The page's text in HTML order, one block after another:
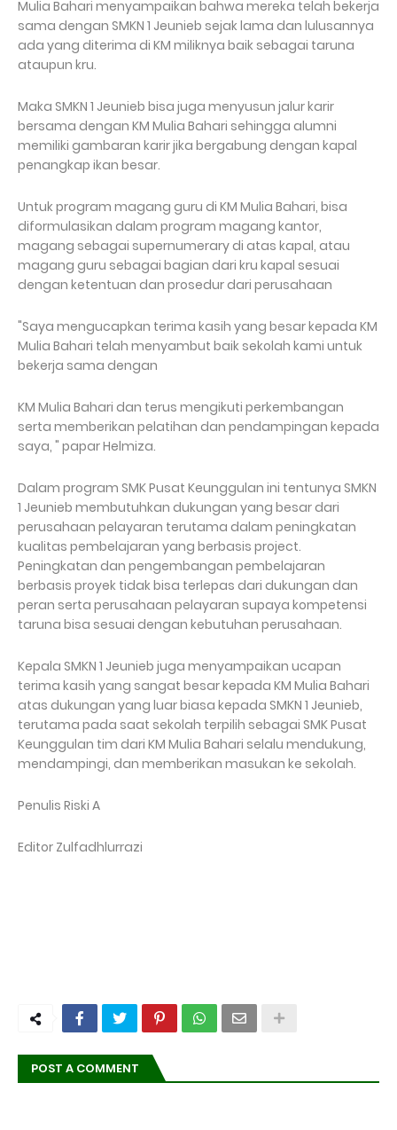
Mulia Bahari menyampaikan bahwa mereka telah bekerja
sama dengan SMKN 1 Jeunieb sejak lama dan lulusannya
ada yang diterima di KM miliknya baik sebagai taruna
ataupun kru.
Maka SMKN 1 Jeunieb bisa juga menyusun jalur karir
bersama dengan KM Mulia Bahari sehingga alumni
memiliki gambaran karir jika bergabung dengan kapal
penangkap ikan besar.
Untuk program magang guru di KM Mulia Bahari, bisa
diformulasikan dalam program magang kantor,
magang sebagai supernumerary di atas kapal, atau
magang guru sebagai bagian dari kru kapal sesuai
dengan ketentuan dan prosedur dari perusahaan
"Saya mengucapkan terima kasih yang besar kepada KM
Mulia Bahari telah menyambut baik sekolah kami untuk
bekerja sama dengan
KM Mulia Bahari dan terus mengikuti perkembangan
serta memberikan pelatihan dan pendampingan kepada
saya, " papar Helmiza.
Dalam program SMK Pusat Keunggulan ini tentunya SMKN
1 Jeunieb membutuhkan dukungan yang besar dari
perusahaan pelayaran terutama dalam peningkatan
kualitas pembelajaran yang berbasis project.
Peningkatan dan pengembangan pembelajaran
berbasis proyek tidak bisa terlepas dari dukungan dan
peran serta perusahaan pelayaran supaya kompetensi
taruna bisa sesuai dengan kebutuhan perusahaan.
Kepala SMKN 1 Jeunieb juga menyampaikan ucapan
terima kasih yang sangat besar kepada KM Mulia Bahari
atas dukungan yang luar biasa kepada SMKN 1 Jeunieb,
terutama pada saat sekolah terpilih sebagai SMK Pusat
Keunggulan tim dari KM Mulia Bahari selalu mendukung,
mendampingi, dan memberikan masukan ke sekolah.
Penulis Riski A
Editor Zulfadhlurrazi
POST A COMMENT